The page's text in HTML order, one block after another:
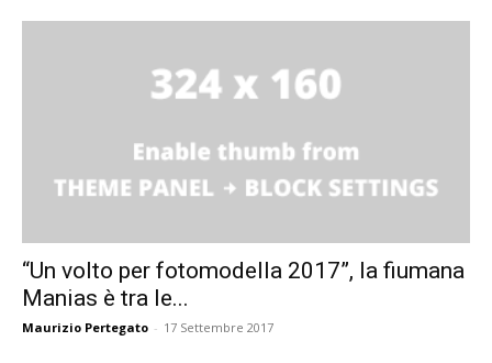
“Un volto per fotomodella 2017”, la fiumana
Manias è tra le...
Maurizio Pertegato - 17 Settembre 2017